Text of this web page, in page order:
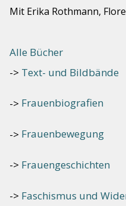
Mit Erika Rothmann,
Alle Bücher
Text- und Bildbände
Frauenbiografien
Frauenbewegung
Frauengeschichten
Faschismus und